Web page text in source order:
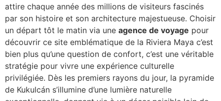
attire chaque année des millions de visiteurs fascinés
par son histoire et son architecture majestueuse. Choisir
un départ tôt le matin via une agence de voyage pour
découvrir ce site emblématique de la Riviera Maya c’est
bien plus qu’une question de confort, c’est une véritable
stratégie pour vivre une expérience culturelle
privilégiée. Dès les premiers rayons du jour, la pyramide
de Kukulcán s’illumine d’une lumière naturelle